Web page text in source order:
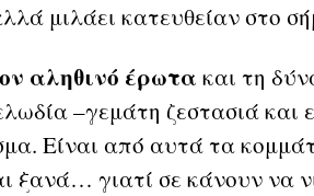
μιλάει κατευθείαν στο
αληθινό έρωτα και τη
–γεμάτη ζεστασιά και
Είναι από αυτά τα
ξανά… γιατί σε κάνουν να